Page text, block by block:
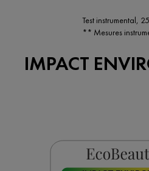
Test instrumental,
** Mesures
IMPACT